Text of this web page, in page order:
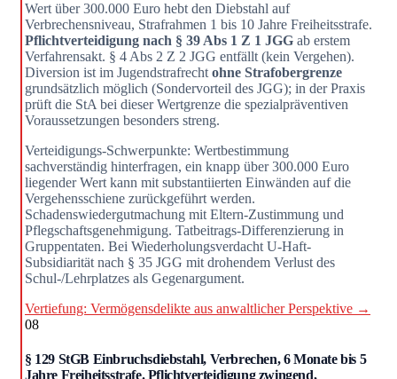
Wert über 300.000 Euro hebt den Diebstahl auf
Verbrechensniveau, Strafrahmen 1 bis 10 Jahre Freiheitsstrafe.
Pflichtverteidigung nach § 39 Abs 1 Z 1 JGG ab erstem
Verfahrensakt. § 4 Abs 2 Z 2 JGG entfällt (kein Vergehen).
Diversion ist im Jugendstrafrecht ohne Strafobergrenze
grundsätzlich möglich (Sondervorteil des JGG); in der Praxis
prüft die StA bei dieser Wertgrenze die spezialpräventiven
Voraussetzungen besonders streng.
Verteidigungs-Schwerpunkte: Wertbestimmung
sachverständig hinterfragen, ein knapp über 300.000 Euro
liegender Wert kann mit substantiierten Einwänden auf die
Vergehensschiene zurückgeführt werden.
Schadenswiedergutmachung mit Eltern-Zustimmung und
Pflegschaftsgenehmigung. Tatbeitrags-Differenzierung in
Gruppentaten. Bei Wiederholungsverdacht U-Haft-
Subsidiarität nach § 35 JGG mit drohendem Verlust des
Schul-/Lehrplatzes als Gegenargument.
Vertiefung: Vermögensdelikte aus anwaltlicher Perspektive →
08
§ 129 StGB Einbruchsdiebstahl, Verbrechen, 6 Monate bis 5
Jahre Freiheitsstrafe. Pflichtverteidigung zwingend,